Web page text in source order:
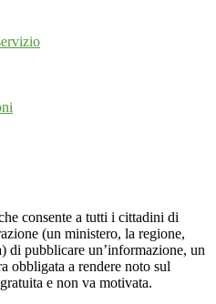
consente a tutti i cittadini di
(un ministero, la regione,
di pubblicare un’informazione, un
obbligata a rendere noto sul
e non va motivata.